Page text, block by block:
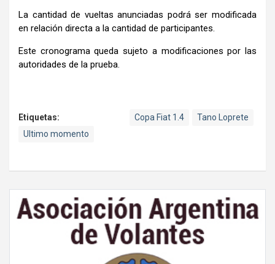
La cantidad de vueltas anunciadas podrá ser modificada
en relación directa a la cantidad de participantes.
Este cronograma queda sujeto a modificaciones por las
autoridades de la prueba.
Etiquetas: Copa Fiat 1.4
Tano Loprete
Ultimo momento